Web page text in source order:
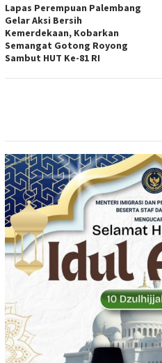
Lapas Perempuan Palembang
Gelar Aksi Bersih
Kemerdekaan, Kobarkan
Semangat Gotong Royong
Sambut HUT Ke-81 RI